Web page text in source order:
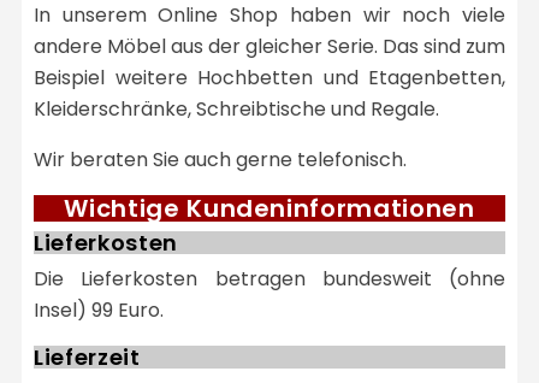
In unserem Online Shop haben wir noch viele
andere Möbel aus der gleicher Serie. Das sind zum
Beispiel weitere Hochbetten und Etagenbetten,
Kleiderschränke, Schreibtische und Regale.
Wir beraten Sie auch gerne telefonisch.
Wichtige Kundeninformationen
Lieferkosten
Die Lieferkosten betragen bundesweit (ohne
Insel) 99 Euro.
Lieferzeit